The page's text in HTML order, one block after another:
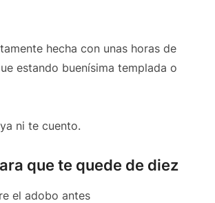
hecha con unas horas de
estando buenísima templada o
ni te cuento.
que te quede de diez
el adobo antes